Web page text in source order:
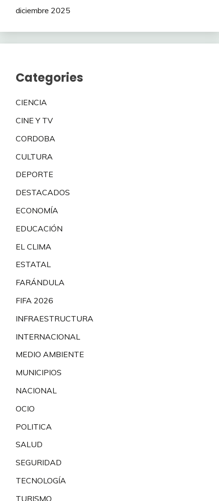
diciembre 2025
Categories
CIENCIA
CINE Y TV
CORDOBA
CULTURA
DEPORTE
DESTACADOS
ECONOMÍA
EDUCACIÓN
EL CLIMA
ESTATAL
FARÁNDULA
FIFA 2026
INFRAESTRUCTURA
INTERNACIONAL
MEDIO AMBIENTE
MUNICIPIOS
NACIONAL
OCIO
POLITICA
SALUD
SEGURIDAD
TECNOLOGÍA
TURISMO